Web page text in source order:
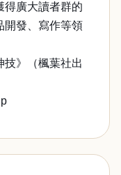
得廣大讀者群的
開發、寫作等領
技》（楓葉社出